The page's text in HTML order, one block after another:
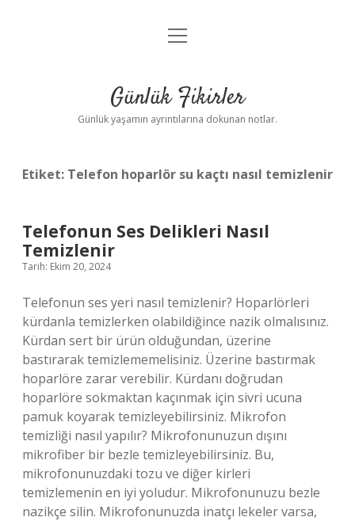
Anasayfa
Yasal Uyarı
menüyü
Günlük Fikirler
Günlük yaşamın ayrıntılarına dokunan notlar.
Etiket: Telefon hoparlör su kaçtı nasıl temizlenir
Telefonun Ses Delikleri Nasıl
Temizlenir
Tarih: Ekim 20, 2024
Telefonun ses yeri nasıl temizlenir? Hoparlörleri
kürdanla temizlerken olabildiğince nazik olmalısınız.
Kürdan sert bir ürün olduğundan, üzerine
bastırarak temizlememelisiniz. Üzerine bastırmak
hoparlöre zarar verebilir. Kürdanı doğrudan
hoparlöre sokmaktan kaçınmak için sivri ucuna
pamuk koyarak temizleyebilirsiniz. Mikrofon
temizliği nasıl yapılır? Mikrofonunuzun dışını
mikrofiber bir bezle temizleyebilirsiniz. Bu,
mikrofonunuzdaki tozu ve diğer kirleri
temizlemenin en iyi yoludur. Mikrofonunuzu bezle
nazikçe silin. Mikrofonunuzda inatçı lekeler varsa,